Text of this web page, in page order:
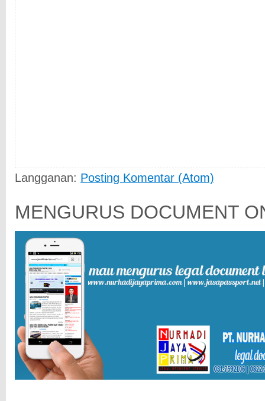
Langganan: Posting Komentar (Atom)
MENGURUS DOCUMENT